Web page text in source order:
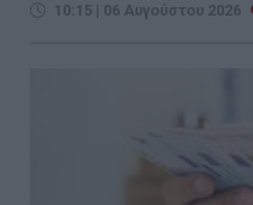
10:15 | 06 Αυγούστου 2026